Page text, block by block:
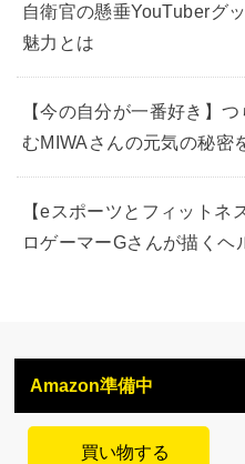
自衛官の懸垂YouTuberグ
魅力とは
【今の自分が一番好き】
むMIWAさんの元気の秘密
【eスポーツとフィット
ロゲーマーGさんが描くヘ
Amazon準備中
買い物する